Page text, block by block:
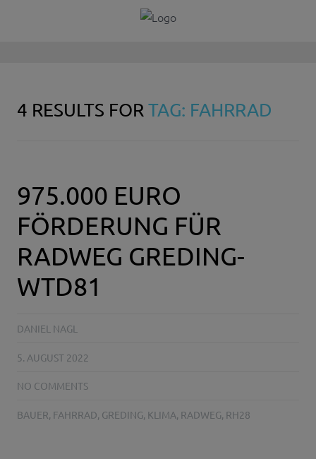
4 RESULTS FORTAG: FAHRRAD
975.000 EURO
FÖRDERUNG FÜR
RADWEG GREDING-
WTD81
DANIEL NAGL
5. AUGUST 2022
NO COMMENTS
BAUER, FAHRRAD, GREDING, KLIMA, RADWEG, RH28